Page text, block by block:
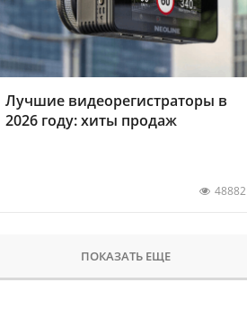
Лучшие видеорегистраторы в
2026 году: хиты продаж
48882
ПОКАЗАТЬ ЕЩЕ